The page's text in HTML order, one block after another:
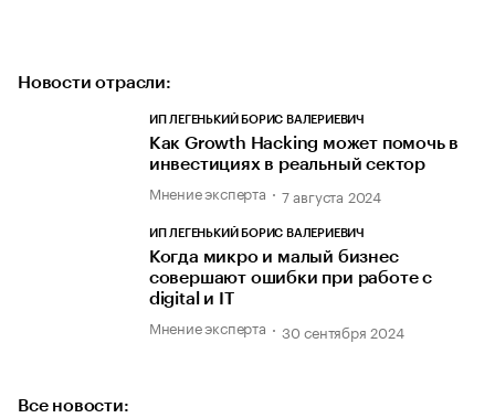
Новости отрасли:
ИП ЛЕГЕНЬКИЙ БОРИС ВАЛЕРИЕВИЧ
Как Growth Hacking может помочь в
инвестициях в реальный сектор
Мнение эксперта 7 августа 2024
ИП ЛЕГЕНЬКИЙ БОРИС ВАЛЕРИЕВИЧ
Когда микро и малый бизнес
совершают ошибки при работе с
digital и IT
Мнение эксперта 30 сентября 2024
Все новости: